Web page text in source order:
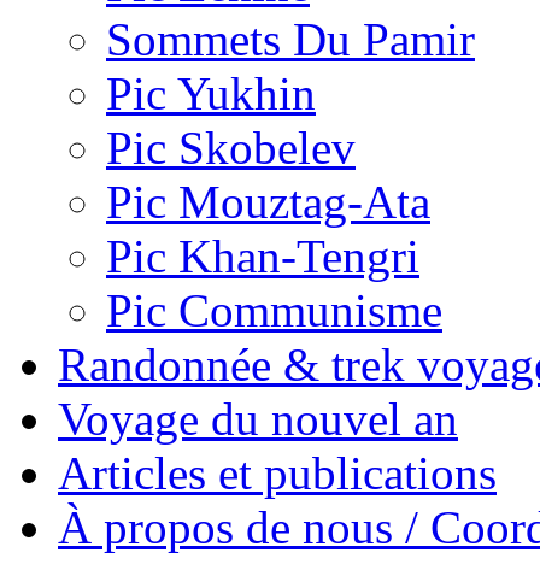
Sommets Du Pamir
Pic Yukhin
Pic Skobelev
Pic Mouztag-Ata
Pic Khan-Tengri
Pic Communisme
Randonnée & trek
Voyage du nouvel an
Articles et publications
À propos de nous /